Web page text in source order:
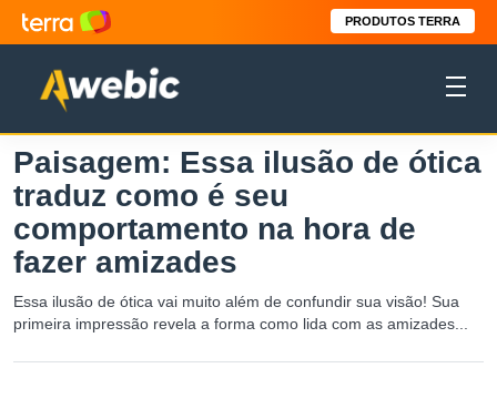
PRODUTOS TERRA
Paisagem: Essa ilusão de ótica
traduz como é seu
comportamento na hora de
fazer amizades
Essa ilusão de ótica vai muito além de confundir sua visão! Sua
primeira impressão revela a forma como lida com as amizades...